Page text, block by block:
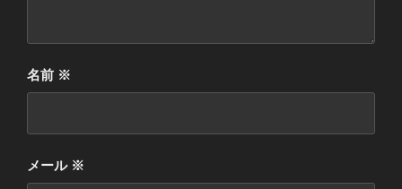
名前 ※
メール ※